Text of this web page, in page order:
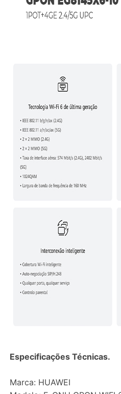
Especificações Técnicas.
Marca: HUAWEI